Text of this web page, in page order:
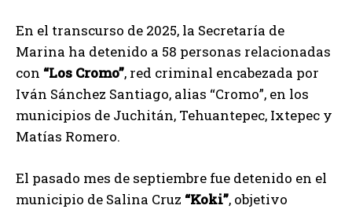
En el transcurso de 2025, la Secretaría de
Marina ha detenido a 58 personas relacionadas
con “Los Cromo”, red criminal encabezada por
Iván Sánchez Santiago, alias “Cromo”, en los
municipios de Juchitán, Tehuantepec, Ixtepec y
Matías Romero.
El pasado mes de septiembre fue detenido en el
municipio de Salina Cruz “Koki”, objetivo